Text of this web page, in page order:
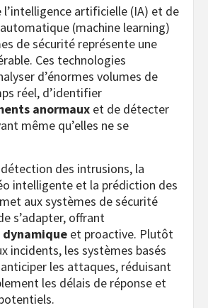
l’intelligence artificielle (IA) et de
(machine learning)
de sécurité représente une
Ces technologies
d’énormes volumes de
réel, d’identifier
anormaux et de détecter
même qu’elles ne se
détection des intrusions, la
intelligente et la prédiction des
aux systèmes de sécurité
s’adapter, offrant
et proactive. Plutôt
incidents, les systèmes basés
anticiper les attaques, réduisant
les délais de réponse et